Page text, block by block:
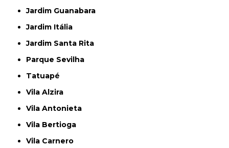
Jardim Guanabara
Jardim Itália
Jardim Santa Rita
Parque Sevilha
Tatuapé
Vila Alzira
Vila Antonieta
Vila Bertioga
Vila Carnero